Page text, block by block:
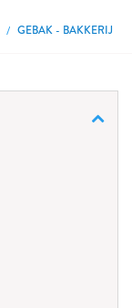
GEBAK - BAKKERIJ